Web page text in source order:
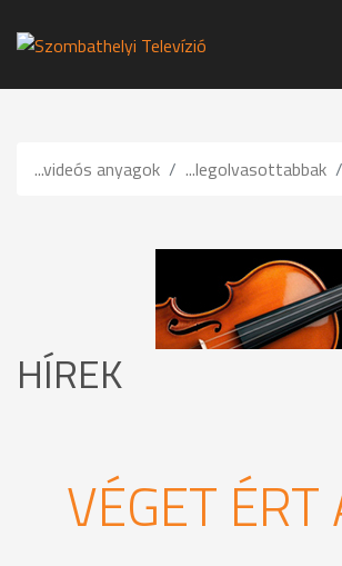
...videós anyagok ...legolvasottabbak
HÍREK
VÉGET